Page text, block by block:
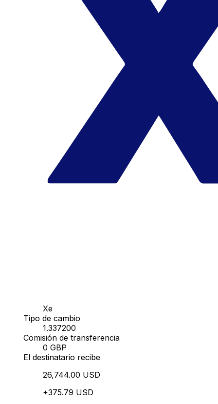
Xe
Tipo de cambio
1.337200
Comisión de transferencia
0 GBP
El destinatario recibe
26,744.00 USD
+375.79 USD